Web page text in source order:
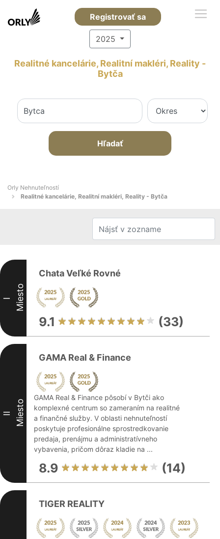
Registrovať sa
2025
Realitné kancelárie, Realitní makléri, Reality -
Bytča
Hľadať
Orly Nehnuteľností
Realitné kancelárie, Realitní makléri, Reality - Bytča
I Miesto
Chata Veľké Rovné
9.1 (33)
II Miesto
GAMA Real & Finance
GAMA Real & Finance pôsobí v Bytči ako
komplexné centrum so zameraním na realitné
a finančné služby. V oblasti nehnuteľností
poskytuje profesionálne sprostredkovanie
predaja, prenájmu a administratívneho
vybavenia, pričom dôraz kladie na ...
8.9 (14)
TIGER REALITY